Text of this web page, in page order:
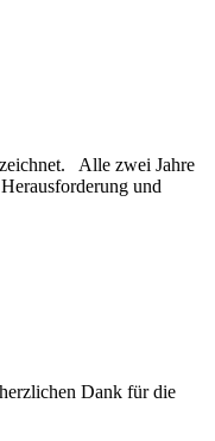
Alle zwei Jahre
und
Dank für die